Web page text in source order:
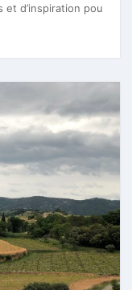
d’inspiration pou